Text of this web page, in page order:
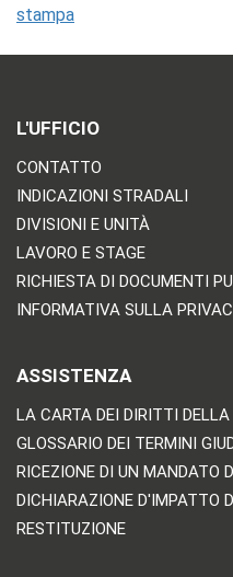
stampa
L'UFFICIO
CONTATTO
INDICAZIONI STRADALI
DIVISIONI E UNITÀ
LAVORO E STAGE
RICHIESTA DI DOCUMENTI
INFORMATIVA SULLA
ASSISTENZA
LA CARTA DEI DIRITTI
GLOSSARIO DEI TERMINI
RICEZIONE DI UN MANDATO
DICHIARAZIONE D'IMPATTO
RESTITUZIONE